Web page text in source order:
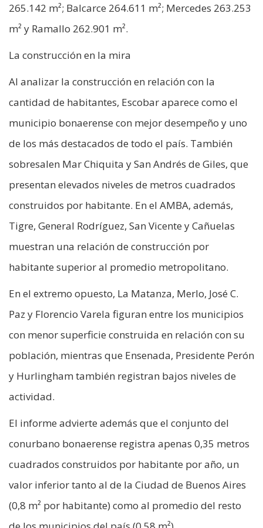
265.142 m²; Balcarce 264.611 m²; Mercedes 263.253
m² y Ramallo 262.901 m².
La construcción en la mira
Al analizar la construcción en relación con la
cantidad de habitantes, Escobar aparece como el
municipio bonaerense con mejor desempeño y uno
de los más destacados de todo el país. También
sobresalen Mar Chiquita y San Andrés de Giles, que
presentan elevados niveles de metros cuadrados
construidos por habitante. En el AMBA, además,
Tigre, General Rodríguez, San Vicente y Cañuelas
muestran una relación de construcción por
habitante superior al promedio metropolitano.
En el extremo opuesto, La Matanza, Merlo, José C.
Paz y Florencio Varela figuran entre los municipios
con menor superficie construida en relación con su
población, mientras que Ensenada, Presidente Perón
y Hurlingham también registran bajos niveles de
actividad.
El informe advierte además que el conjunto del
conurbano bonaerense registra apenas 0,35 metros
cuadrados construidos por habitante por año, un
valor inferior tanto al de la Ciudad de Buenos Aires
(0,8 m² por habitante) como al promedio del resto